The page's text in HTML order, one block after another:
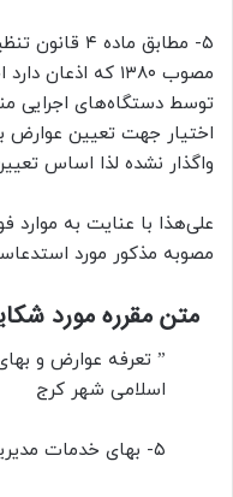
۵- مطابق
مصوب ۱۳۸۰ که
توسط دستگاه‌های اجرایی
اختیار جهت تعیین عوارض
واگذار نشده لذا اساس
علی‌هذا با عنایت به
مصوبه مذکور مورد
متن مقرره مورد
اسلامی شهر کرج
۵- بهای خدمات مدیریت پسماند عمرانی و ساختمانی: